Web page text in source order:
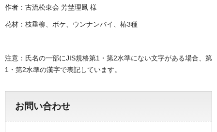
作者：古流松東会 芳埜理鳳 様
花材：枝垂柳、ボケ、ウンナンバイ、椿3種
注意：氏名の一部にJIS規格第1・第2水準にない文字がある場合、第
1・第2水準の漢字で表記しています。
お問い合わせ